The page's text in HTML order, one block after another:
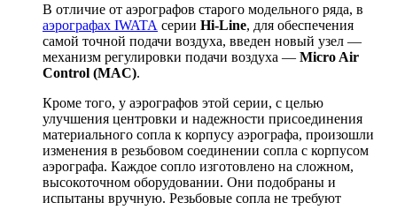
В отличие от аэрографов старого модельного ряда, в
аэрографах IWATA серии Hi-Line, для обеспечения
самой точной подачи воздуха, введен новый узел —
механизм регулировки подачи воздуха — Micro Air
Control (MAC).
Кроме того, у аэрографов этой серии, с целью
улучшения центровки и надежности присоединения
материального сопла к корпусу аэрографа, произошли
изменения в резьбовом соединении сопла с корпусом
аэрографа. Каждое сопло изготовлено на сложном,
высокоточном оборудовании. Они подобраны и
испытаны вручную. Резьбовые сопла не требуют